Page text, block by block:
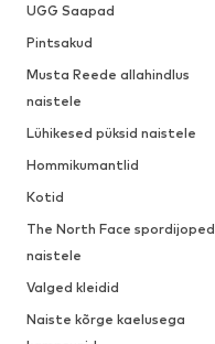
UGG Saapad
Pintsakud
Musta Reede allahindlus
naistele
Lühikesed püksid naistele
Hommikumantlid
Kotid
The North Face spordijoped
naistele
Valged kleidid
Naiste kõrge kaelusega